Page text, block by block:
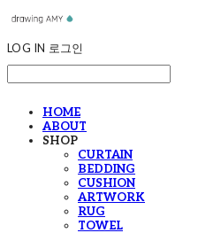
LOG IN 로그인
HOME
ABOUT
SHOP
CURTAIN
BEDDING
CUSHION
ARTWORK
RUG
TOWEL